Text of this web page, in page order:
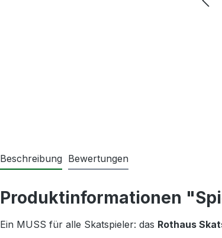
Beschreibung Bewertungen
Produktinformationen
Ein MUSS für alle Skatspieler: das Rothaus